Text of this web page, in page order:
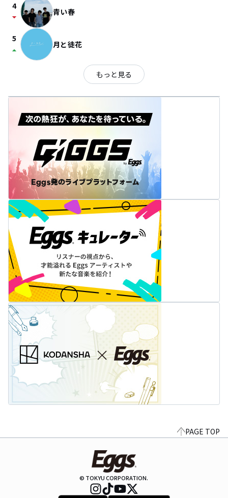
4
arrow_drop_down 青い春
5
arrow_drop_up 月と徒花
もっと見る
PAGE TOP
© TOKYU CORPORATION.